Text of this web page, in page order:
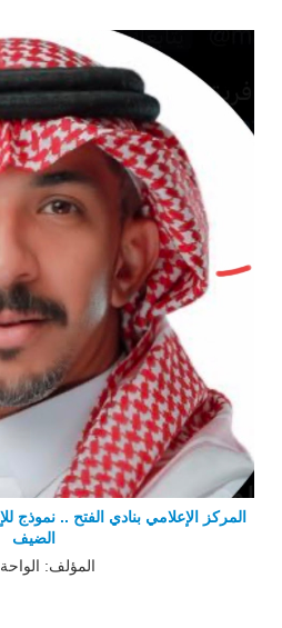
المركز الإعلامي بنادي الفتح .. نموذج
الضيف
المؤلف: الواحة